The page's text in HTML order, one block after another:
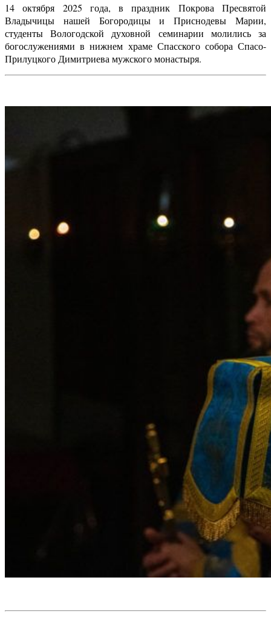
14 октября 2025 года, в праздник Покрова Пресвятой
Владычицы нашей Богородицы и Приснодевы Марии,
студенты Вологодской духовной семинарии молились за
богослужениями в нижнем храме Спасского собора Спасо-
Прилуцкого Димитриева мужского монастыря.